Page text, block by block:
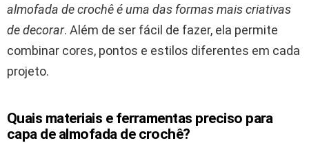
almofada de crochê é uma das formas mais criativas
de decorar. Além de ser fácil de fazer, ela permite
combinar cores, pontos e estilos diferentes em cada
projeto.
Quais materiais e ferramentas preciso para
capa de almofada de crochê?